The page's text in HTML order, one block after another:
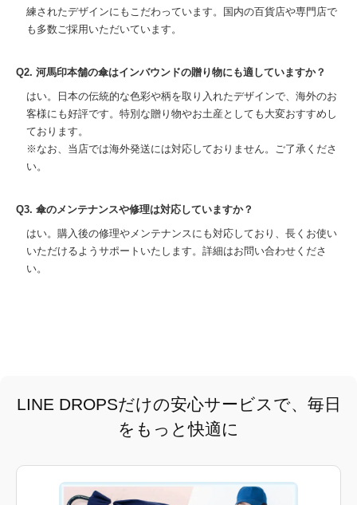
練されたデザインにもこだわっています。国内の百貨店や専門店で
も多数ご採用いただいています。
Q2. 河馬印本舗の傘はインバウンドの贈り物にも適していますか？
はい。日本の伝統的な色彩や柄を取り入れたデザインで、海外のお
客様にも好評です。特別な贈り物やお土産としても大変おすすめし
ております。
※なお、当店では海外発送には対応しておりません。ご了承くださ
い。
Q3. 傘のメンテナンスや修理は対応していますか？
はい。購入後の修理やメンテナンスにも対応しており、長くお使い
いただけるようサポートいたします。詳細はお問い合わせくださ
い。
LINE DROPSだけの安心サービスで、毎日
をもっと快適に